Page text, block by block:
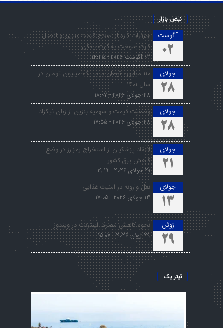
نبض بازار
آگوست
02
جزئیات تازه از اصلاح قیمت بنزین و اتصال
کارت سوخت به کارت بانکی
02 آگوست 2026 - 14:25
جولای
28
۱۱۰ میلیون تومان برابر یک میلیون تومان در
سال ۱۴۰۱
28 جولای 2026 - 18:07
جولای
28
وضعیت قیمت و سهمیه بنزین از زبان نیکزاد
28 جولای 2026 - 17:55
جولای
21
انتقاد پزشکیان از استخراج رمزارز در وضع
کاهش برق کشور
21 جولای 2026 - 19:19
جولای
13
نعل وارونه در امنیت غذایی
13 جولای 2026 - 17:05
ژوئن
29
نحوه کاهش مصرف اینترنت در ویندوز
29 ژوئن 2026 - 15:07
تیتر یک